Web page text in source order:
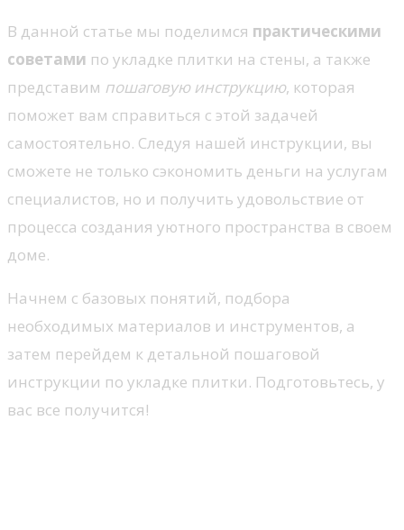
В данной статье мы поделимся практическими
советами по укладке плитки на стены, а также
представим пошаговую инструкцию, которая
поможет вам справиться с этой задачей
самостоятельно. Следуя нашей инструкции, вы
сможете не только сэкономить деньги на услугам
специалистов, но и получить удовольствие от
процесса создания уютного пространства в своем
доме.
Начнем с базовых понятий, подбора
необходимых материалов и инструментов, а
затем перейдем к детальной пошаговой
инструкции по укладке плитки. Подготовьтесь, у
вас все получится!